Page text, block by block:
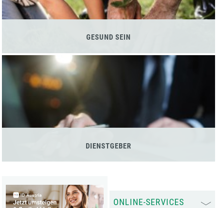
GESUND SEIN
DIENSTGEBER
ONLINE-SERVICES